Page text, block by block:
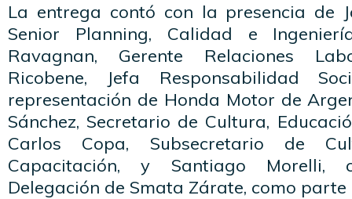
La entrega contó con la presencia de
Senior Planning, Calidad e
Ravagnan, Gerente Relaciones
Ricobene, Jefa Responsabilidad
representación de Honda Motor de
Sánchez, Secretario de Cultura,
Carlos Copa, Subsecretario de
Capacitación, y Santiago Morelli,
Delegación de Smata Zárate, como parte